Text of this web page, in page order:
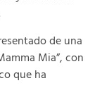
de una
Mia”, con
que ha